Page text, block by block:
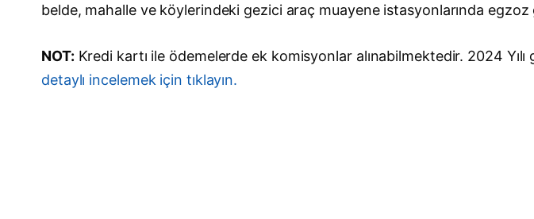
belde, mahalle ve köylerindeki gezici araç muayene istasyonlarında
NOT: Kredi kartı ile ödemelerde ek komisyonlar alınabilmektedir. 2024 Yılı
detaylı incelemek için tıklayın.